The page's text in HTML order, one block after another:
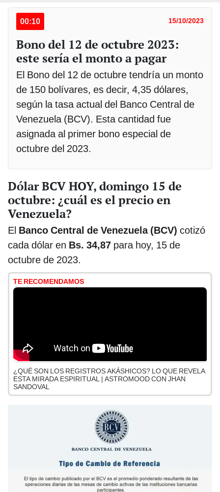
00:10 15/10/2023
Bono del 12 de octubre 2023:
este sería el monto a pagar
El Bono del 12 de octubre tendría un monto
de 150 bolívares, es decir, 4,35 dólares,
según la tasa actual del Banco Central de
Venezuela (BCV). Esta cantidad fue
asignada al primer bono especial de
octubre del 2023.
Dólar BCV HOY, domingo 15 de
octubre: ¿cuál es el precio en
Venezuela?
El Banco Central de Venezuela (BCV) cotizó
cada dólar en Bs. 34,87 para hoy, 15 de
octubre de 2023.
TE RECOMENDAMOS
¿QUÉ SON LOS REGISTROS AKÁSHICOS? LO QUE REVELA
ESTA MIRADA ESPIRITUAL | ASTROMOOD CON JHAN
SANDOVAL